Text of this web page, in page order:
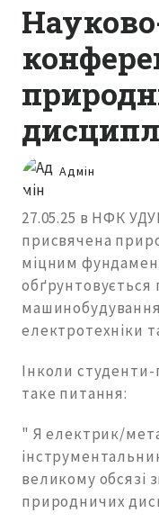
Адмін
27.05.25 в НФК
присвячена
міцним
обґрунтовується
електротехніки
Інколи
таке питання:
" Я електрик/
великому обсязі
природничих